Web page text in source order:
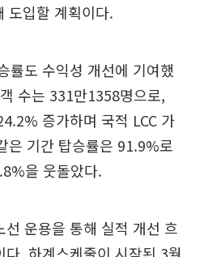
도입할 계획이다.
률도 수익성 개선에 기여했
수는 331만1358명으로,
증가하며 국적 LCC 가
은 기간 탑승률은 91.9%로
을 웃돌았다.
운용을 통해 실적 개선 흐
. 하계스케줄이 시작된 3월